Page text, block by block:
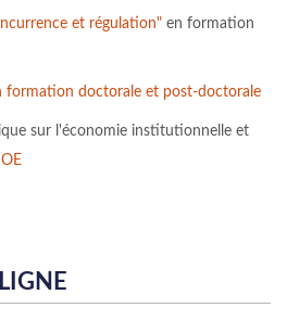
et régulation" en formation
formation doctorale et post-doctorale
sur l'économie institutionnelle et